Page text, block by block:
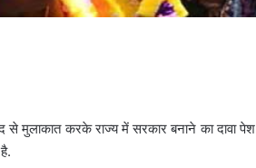
मुलाकात करके राज्य में सरकार बनाने का दावा पेश